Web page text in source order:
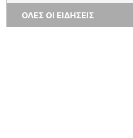
ΟΛΕΣ ΟΙ ΕΙΔΗΣΕΙΣ